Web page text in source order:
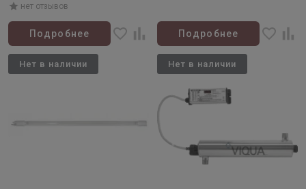
нет отзывов
Подробнее Подробнее
Нет в наличии Нет в наличии